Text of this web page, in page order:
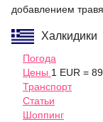
добавлением
Халкидики
Погода
Цены 1 EUR =
Транспорт
Статьи
Шоппинг